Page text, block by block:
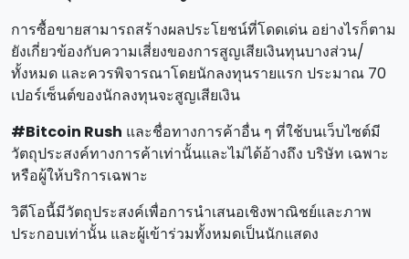
การซื้อขายสามารถสร้างผลประโยชน์ที่โดดเด่น อย่างไรก็ตาม
ยังเกี่ยวข้องกับความเสี่ยงของการสูญเสียเงินทุนบางส่วน/
ทั้งหมด และควรพิจารณาโดยนักลงทุนรายแรก ประมาณ 70
เปอร์เซ็นต์ของนักลงทุนจะสูญเสียเงิน
#Bitcoin Rush และชื่อทางการค้าอื่น ๆ ที่ใช้บนเว็บไซต์มี
วัตถุประสงค์ทางการค้าเท่านั้นและไม่ได้อ้างถึง บริษัท เฉพาะ
หรือผู้ให้บริการเฉพาะ
วิดีโอนี้มีวัตถุประสงค์เพื่อการนําเสนอเชิงพาณิชย์และภาพ
ประกอบเท่านั้น และผู้เข้าร่วมทั้งหมดเป็นนักแสดง